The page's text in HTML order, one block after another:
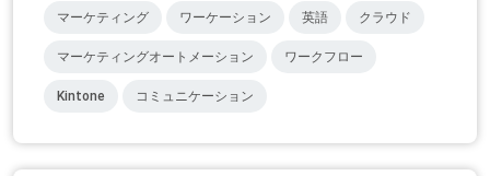
マーケティング ワーケーション 英語 クラウド
マーケティングオートメーション ワークフロー
Kintone コミュニケーション